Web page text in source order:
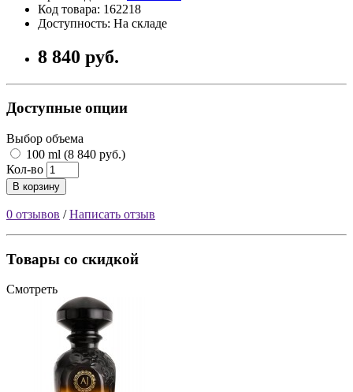
Код товара: 162218
Доступность: На складе
8 840 руб.
Доступные опции
Выбор объема
100 ml (8 840 руб.)
Кол-во
В корзину
0 отзывов /Написать отзыв
Товары со скидкой
Смотреть